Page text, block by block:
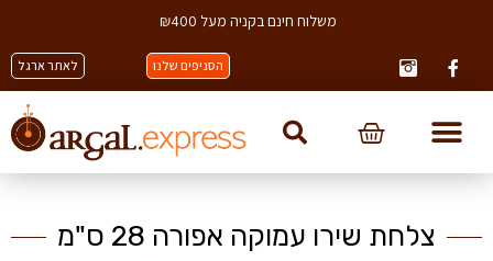
משלוח חינם בקניה מעל ₪400
הסניפים שלנו לאתר ארגל
צלחת שירו עמוקה אפורה 28 ס"מ